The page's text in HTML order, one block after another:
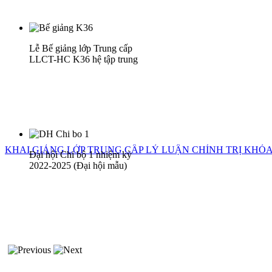
KHAI GIẢNG LỚP TRUNG CẤP LÝ LUẬN CHÍNH TRỊ
Lễ Bế giảng lớp Trung cấp
LLCT-HC K36 hệ tập trung
Đại hội Chi bộ 1 nhiệm kỳ
2022-2025 (Đại hội mẫu)